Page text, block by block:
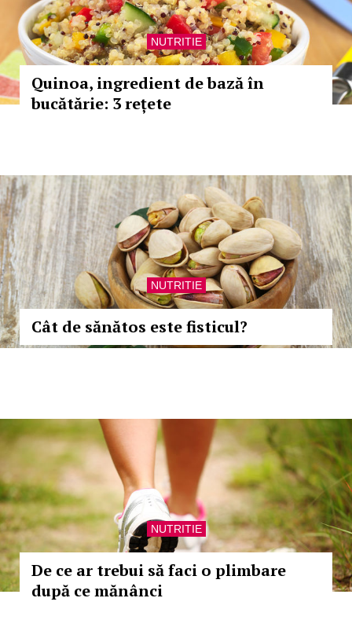
NUTRITIE
Quinoa, ingredient de bază în
bucătărie: 3 rețete
NUTRITIE
Cât de sănătos este fisticul?
NUTRITIE
De ce ar trebui să faci o plimbare
după ce mănânci